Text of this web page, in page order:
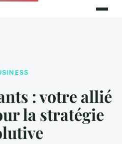
: votre allié
la stratégie